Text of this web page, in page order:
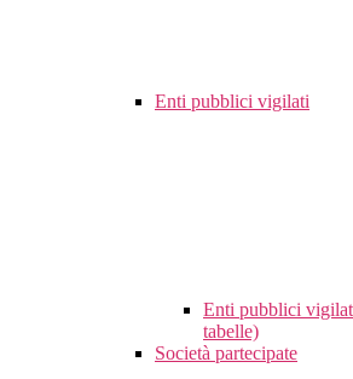
Enti pubblici vigilati
Enti pubblici
tabelle)
Società partecipate